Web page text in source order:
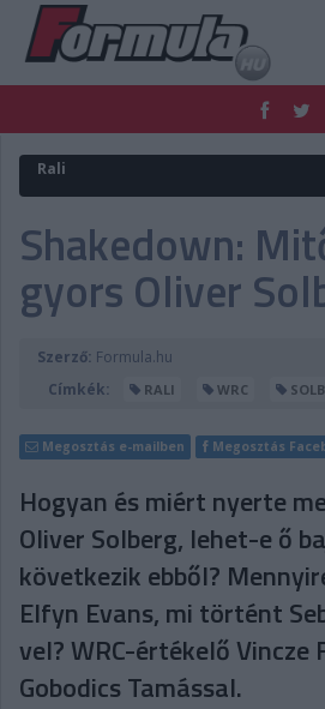
FORMULA
RETRO
EGYÉB
PODCAST
SHOP
LIVE
VERSENYNAPTÁRAK
Rali
Shakedown:
gyors Oliver
Szerző: Formula.hu
Címkék:
RALI WRC
Megosztás e-mailben Megosztás
Hogyan és miért nyerte
Oliver Solberg, lehet-e ő
következik ebből?
Elfyn Evans, mi történt
vel? WRC-értékelő Vincze
Gobodics Tamással.